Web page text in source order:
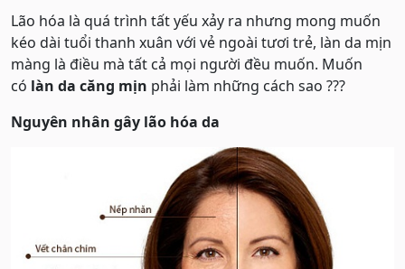
Lão hóa là quá trình tất yếu xảy ra nhưng mong muốn
kéo dài tuổi thanh xuân với vẻ ngoài tươi trẻ, làn da mịn
màng là điều mà tất cả mọi người đều muốn. Muốn
có làn da căng mịn phải làm những cách sao ???
Nguyên nhân gây lão hóa da